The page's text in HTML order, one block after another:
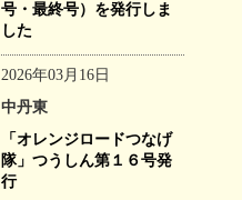
号・最終号）を発行しま
した
2026年03月16日
中丹東
「オレンジロードつなげ
隊」つうしん第１６号発
行